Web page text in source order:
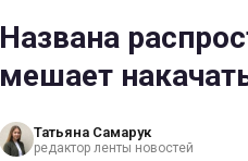
Названа
мешает
Татьяна Самарук
редактор ленты новостей